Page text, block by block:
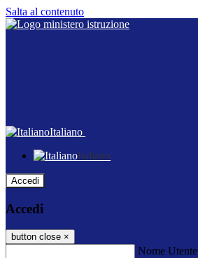
Salta al contenuto
Italiano
Italiano
Accedi
Accedi
button close ×
Nome Utente